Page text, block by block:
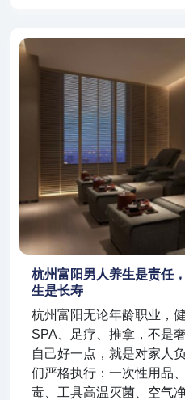
杭州富阳男人养生是责任
生是长寿
杭州富阳无论年龄职业，
SPA、足疗、推拿，不是
自己好一点，就是对家人
们严格执行：一次性用品
毒、工具高温灭菌、空气